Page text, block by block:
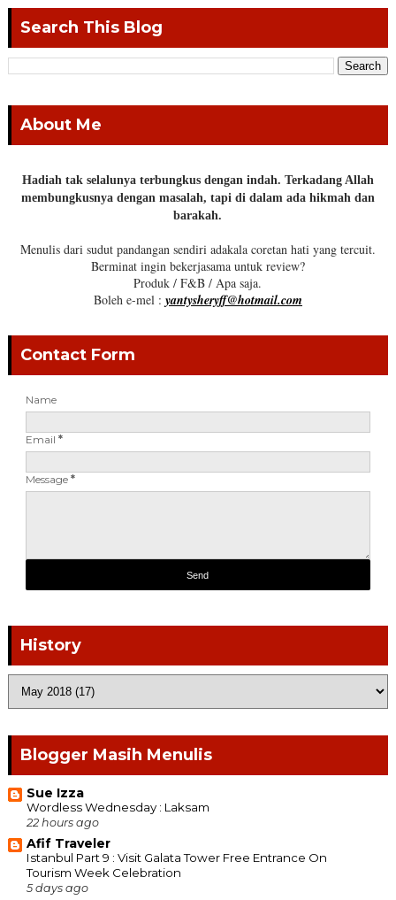
Search This Blog
About Me
Hadiah tak selalunya terbungkus dengan indah. Terkadang Allah
membungkusnya dengan masalah, tapi di dalam ada hikmah dan
barakah.
Menulis dari sudut pandangan sendiri adakala coretan hati yang tercuit.
Berminat ingin bekerjasama untuk review?
Produk / F&B / Apa saja.
Boleh e-mel : yantysheryff@hotmail.com
Contact Form
Name
Email *
Message *
History
Blogger Masih Menulis
Sue Izza
Wordless Wednesday : Laksam
22 hours ago
Afif Traveler
Istanbul Part 9 : Visit Galata Tower Free Entrance On
Tourism Week Celebration
5 days ago